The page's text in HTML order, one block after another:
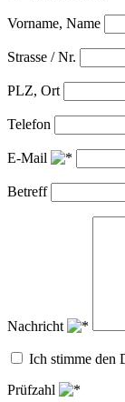
Vorname, Name
Strasse / Nr.
PLZ, Ort
Telefon
E-Mail
Betreff
Nachricht
Ich stimme den
Prüfzahl